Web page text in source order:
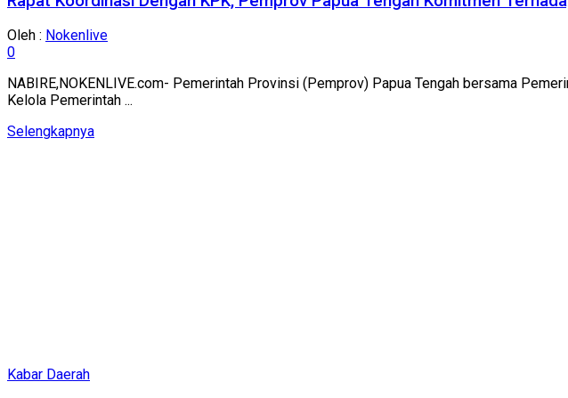
Oleh : Nokenlive
0
NABIRE,NOKENLIVE.com- Pemerintah Provinsi (Pemprov) Papua Tengah bersama
Kelola Pemerintah ...
SelengkapnyaDetails
Kabar Daerah